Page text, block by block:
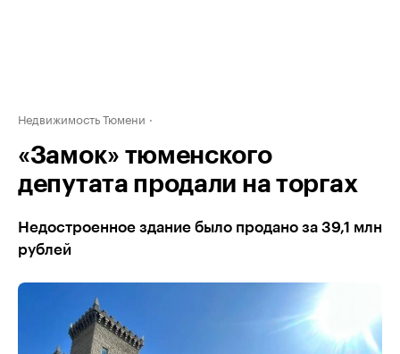
Недвижимость Тюмени
«Замок» тюменского
депутата продали на торгах
Недостроенное здание было продано за 39,1 млн
рублей